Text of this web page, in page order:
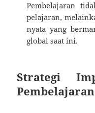
Pembelajaran
pelajaran,
nyata yang
global saat ini.
Strategi
Pembelajaran